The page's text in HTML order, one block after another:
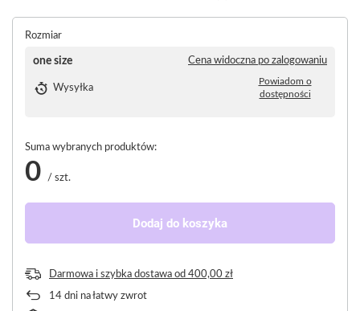
Rozmiar
one size Cena widoczna po zalogowaniu
Wysyłka
Powiadom o
dostępności
Suma wybranych produktów:
0 / szt.
Dodaj do koszyka
Darmowa i szybka dostawa od 400,00 zł
14 dni na łatwy zwrot